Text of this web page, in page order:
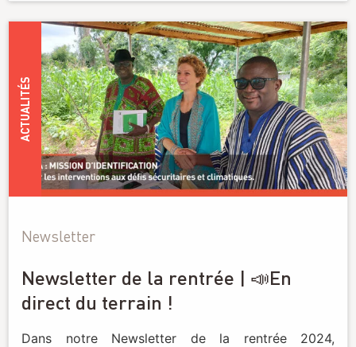
ACTUALITÉS
Newsletter
Newsletter de la rentrée | 📣En
direct du terrain !
Dans notre Newsletter de la rentrée 2024,